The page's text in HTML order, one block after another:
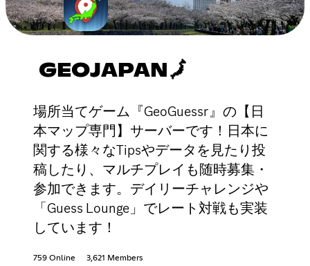
GEOJAPAN🗾
場所当てゲーム『GeoGuessr』の【日
本マップ専門】サーバーです！日本に
関する様々なTipsやデータを見たり投
稿したり、マルチプレイも随時募集・
参加できます。デイリーチャレンジや
「Guess Lounge」でレート対戦も実装
しています！
759 Online 3,621 Members